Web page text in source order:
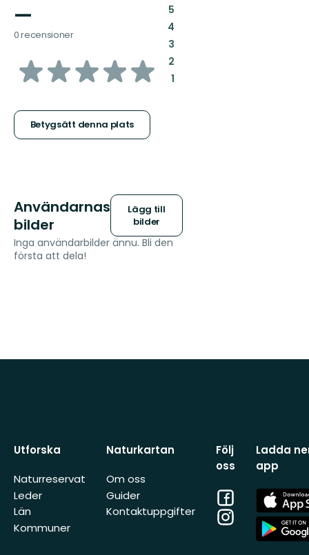
—
0 recensioner
av
stjärnor
Betygsätt denna plats
5:
4:
3:
2:
1:
Användarnas
bilder
Lägg till
bilder
Inga användarbilder ännu. Bli den
första att dela!
Utforska
Naturreservat
Leder
Län
Kommuner
Naturkartan
Om oss
Guider
Kontaktuppgifter
Följ
oss
Facebook
Instagram
Ladda
app
App
Store
App
Store